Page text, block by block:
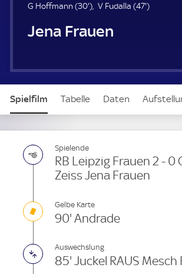
G Hoffmann (30'3
.
e
) V Fudalla (47'4
e
)
Carl Zeiss Jena Frauen
Spielfilm Tabelle Daten
Live
Spielende
RB Leipzig Frauen 2 - 0
Zeiss Jena Frauen
Gelbe Karte
90' Andrade
Auswechslung
85' Juckel RAUS Mesch